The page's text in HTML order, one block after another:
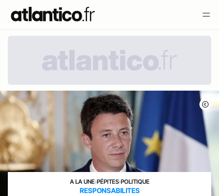
A LA UNE›PÉPITES›POLITIQUE
RESPONSABILITES